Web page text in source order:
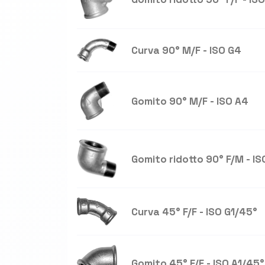
Curva 90° M/F - ISO G4
Gomito 90° M/F - ISO A4
Gomito ridotto 90° F/M -
Curva 45° F/F - ISO G1/45°